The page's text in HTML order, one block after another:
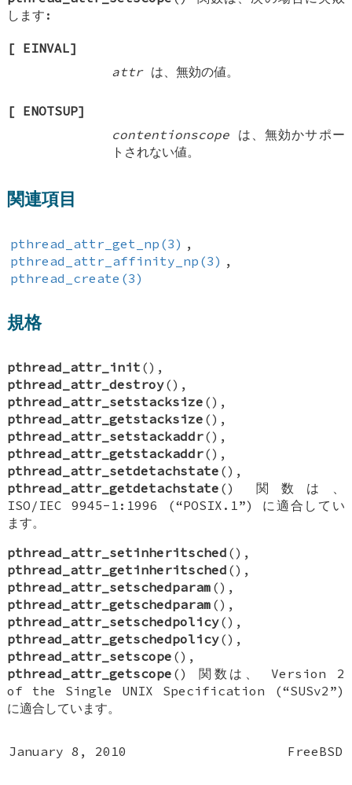
します:
[ EINVAL]
attrは、無効の値。
[ ENOTSUP]
contentionscopeは、無効かサポー
トされない値。
関連項目
pthread_attr_get_np(3) ,
pthread_attr_affinity_np(3) ,
pthread_create(3)
規格
pthread_attr_init (),
pthread_attr_destroy(),
pthread_attr_setstacksize (),
pthread_attr_getstacksize (),
pthread_attr_setstackaddr(),
pthread_attr_getstackaddr(),
pthread_attr_setdetachstate (),
pthread_attr_getdetachstate () 関数は、
ISO/IEC 9945-1:1996 (“POSIX.1”) に適合してい
ます。
pthread_attr_setinheritsched (),
pthread_attr_getinheritsched (),
pthread_attr_setschedparam (),
pthread_attr_getschedparam (),
pthread_attr_setschedpolicy(),
pthread_attr_getschedpolicy(),
pthread_attr_setscope (),
pthread_attr_getscope () 関数は、 Version 2
of the Single UNIX Specification (“SUSv2”)
に適合しています。
January 8, 2010 FreeBSD